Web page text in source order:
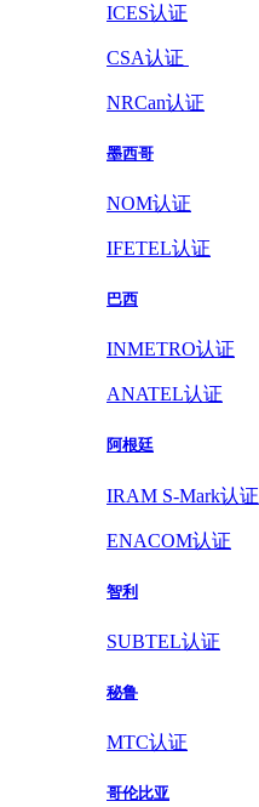
ICES认证
CSA认证
NRCan认证
墨西哥
NOM认证
IFETEL认证
巴西
INMETRO认证
ANATEL认证
阿根廷
IRAM S-Mark认证
ENACOM认证
智利
SUBTEL认证
秘鲁
MTC认证
哥伦比亚